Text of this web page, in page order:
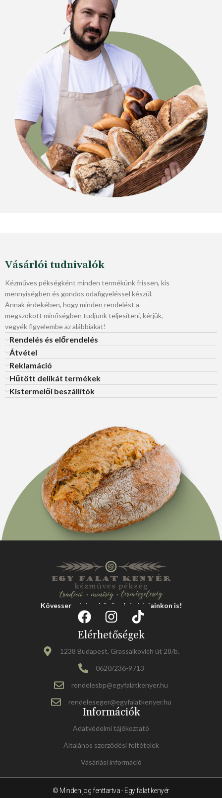
Vásárlói tudnivalók
Kézműves pékségként minden termékünk frissen, kis
mennyiségben és gondos odafigyeléssel készül.
Annak érdekében, hogy minden rendelést a
megszokott minőségben tudjunk teljesíteni, kérjük,
vegyék figyelembe az alábbiakat!
Rendelés és előrendelés
Átvétel
Reklamáció
Hűtött delikát termékek
Kistermelői beszállítók
Kövessen minket közösségi oldalainkon is!
Elérhetőségek
1238 Budapest, Grassalkovich út 28/b.
0620/236-9713
rendelesbp@egyfalatkenyer.hu
rendeleseger@egyfalatkenyer.hu
Információk
Adatvédelmi tájékoztató
Általános szerződési feltételek
Vásárlási információ
© Minden jog fenttartva - Egy falat kenyér